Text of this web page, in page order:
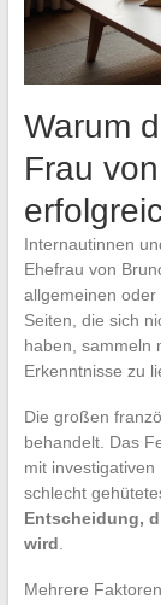
Warum
Frau
Internautinnen
Ehefrau von
allgemeinen
Seiten, die sich
haben, sammeln
Erkenntnisse zu
Die großen
behandelt. Das
mit
schlecht
Entscheidung,
wird.
Mehrere